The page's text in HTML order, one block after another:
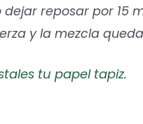
reposar por 15
y la mezcla
tu papel tapiz.